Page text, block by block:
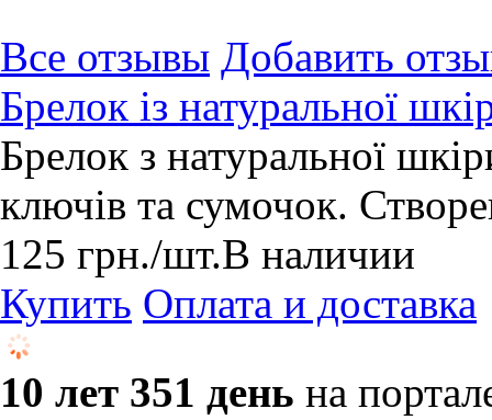
Все отзывы Добавить
Брелок із натуральної
Брелок з натуральної
ключів та сумочок.
125 грн./шт.В наличии
Купить Оплата и доставка
10 лет 351 день на